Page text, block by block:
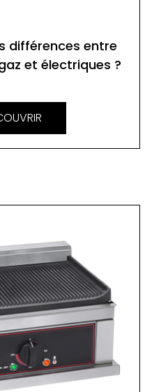
différences entre
et électriques ?